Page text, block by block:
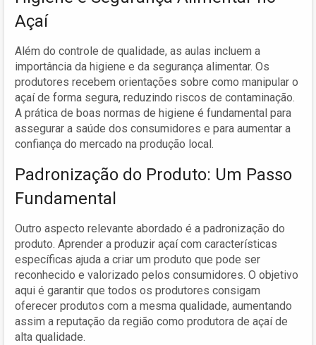
Açaí
Além do controle de qualidade, as aulas incluem a
importância da higiene e da segurança alimentar. Os
produtores recebem orientações sobre como manipular o
açaí de forma segura, reduzindo riscos de contaminação.
A prática de boas normas de higiene é fundamental para
assegurar a saúde dos consumidores e para aumentar a
confiança do mercado na produção local.
Padronização do Produto: Um Passo
Fundamental
Outro aspecto relevante abordado é a padronização do
produto. Aprender a produzir açaí com características
específicas ajuda a criar um produto que pode ser
reconhecido e valorizado pelos consumidores. O objetivo
aqui é garantir que todos os produtores consigam
oferecer produtos com a mesma qualidade, aumentando
assim a reputação da região como produtora de açaí de
alta qualidade.